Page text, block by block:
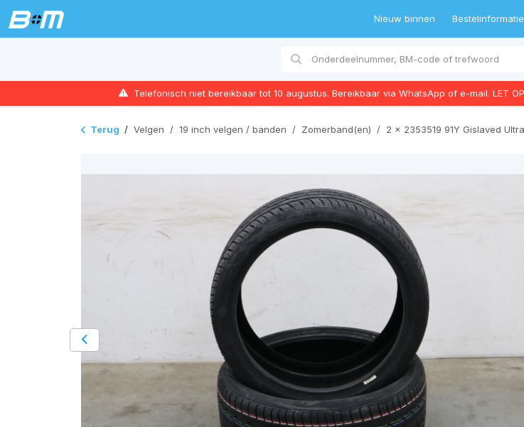
Nieuw binnen Bestelinformatie
Telefonisch niet bereikbaar tot 10 augustus. Bereikbaar via WhatsApp of e-mail. LET
Terug / Velgen / 19 inch velgen / banden / Zomerband(en) / 2 x 2353519 91Y Gislaved